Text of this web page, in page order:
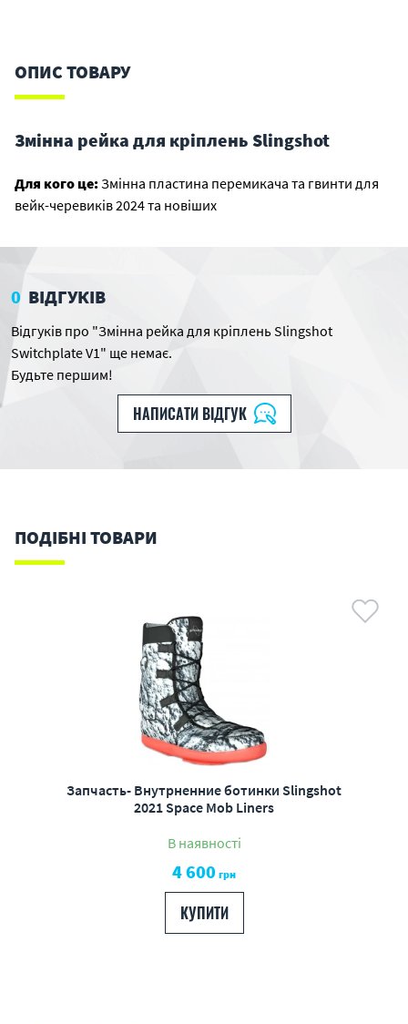
ОПИС ТОВАРУ
Змінна рейка для кріплень Slingshot
Для кого це:Змінна пластина перемикача та гвинти для
вейк-черевиків 2024 та новіших
0 ВІДГУКІВ
Відгуків про "Змінна рейка для кріплень Slingshot
Switchplate V1" ще немає.
Будьте першим!
НАПИСАТИ ВІДГУК
ПОДІБНІ ТОВАРИ
Запчасть- Внутрненние ботинки Slingshot
2021 Space Mob Liners
В наявності
4 600 грн
КУПИТИ